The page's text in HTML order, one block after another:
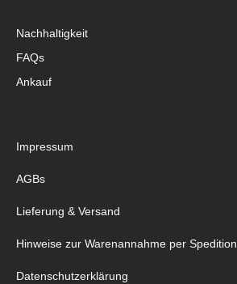
Nachhaltigkeit
FAQs
Ankauf
Impressum
AGBs
Lieferung & Versand
Hinweise zur Warenannahme per Spedition
Datenschutzerklärung